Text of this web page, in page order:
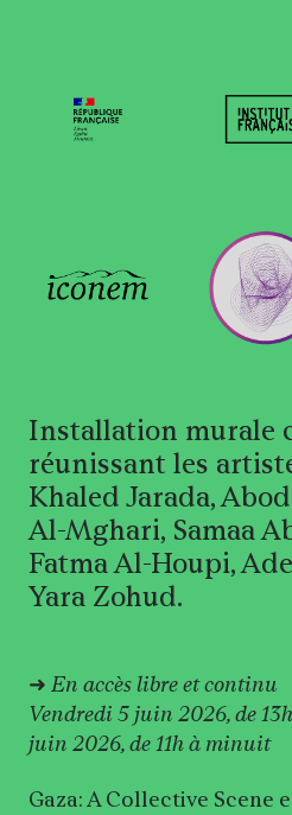
Installation murale
réunissant les
Khaled Jarada,
Al-Mghari, Samaa
Fatma Al-Houpi,
Yara Zohud.
➜ En accès libre et continu
Vendredi 5 juin 2026, de
juin 2026, de 11h à minuit
Gaza: A Collective Scene